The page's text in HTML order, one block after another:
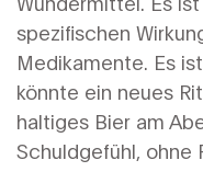
spezifischen
Medikamente. Es
könnte ein neues
haltiges Bier am
Schuldgefühl, ohne